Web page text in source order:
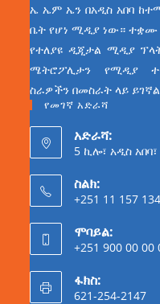
ኤ ኤም ኤን በአዲስ አበባ
ቤት የሆነ ሚዲያ ነው። ተቋሙ
የተለያዩ ዲጂታል ሚዲያ
ሜትሮፖሊታን የሚዲያ
ስራዎችን በመስራት ላይ
የመገኛ አድራሻ
አድራሻ:
5 ኪሎ፣ አዲስ
ስልክ:
+251 11 157
ሞባይል:
+251 900 00 00
ፋክስ:
621-254-2147